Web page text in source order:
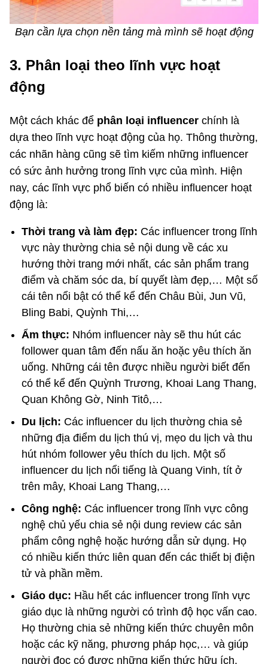
Bạn cần lựa chọn nền tảng mà mình sẽ hoạt động
3. Phân loại theo lĩnh vực hoạt
động
Một cách khác để phân loại influencer chính là
dựa theo lĩnh vực hoạt động của họ. Thông thường,
các nhãn hàng cũng sẽ tìm kiếm những influencer
có sức ảnh hưởng trong lĩnh vực của mình. Hiện
nay, các lĩnh vực phổ biến có nhiều influencer hoạt
động là:
Thời trang và làm đẹp: Các influencer trong lĩnh
vực này thường chia sẻ nội dung về các xu
hướng thời trang mới nhất, các sản phẩm trang
điểm và chăm sóc da, bí quyết làm đẹp,… Một số
cái tên nổi bật có thể kể đến Châu Bùi, Jun Vũ,
Bling Babi, Quỳnh Thi,…
Ẩm thực: Nhóm influencer này sẽ thu hút các
follower quan tâm đến nấu ăn hoặc yêu thích ăn
uống. Những cái tên được nhiều người biết đến
có thể kể đến Quỳnh Trương, Khoai Lang Thang,
Quan Không Gờ, Ninh Titô,…
Du lịch: Các influencer du lịch thường chia sẻ
những địa điểm du lịch thú vị, mẹo du lịch và thu
hút nhóm follower yêu thích du lịch. Một số
influencer du lịch nổi tiếng là Quang Vinh, tít ở
trên mây, Khoai Lang Thang,…
Công nghệ: Các influencer trong lĩnh vực công
nghệ chủ yếu chia sẻ nội dung review các sản
phẩm công nghệ hoặc hướng dẫn sử dụng. Họ
có nhiều kiến thức liên quan đến các thiết bị điện
tử và phần mềm.
Giáo dục: Hầu hết các influencer trong lĩnh vực
giáo dục là những người có trình độ học vấn cao.
Họ thường chia sẻ những kiến thức chuyên môn
hoặc các kỹ năng, phương pháp học,… và giúp
người đọc có được những kiến thức hữu ích.